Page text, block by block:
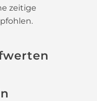
zeitige